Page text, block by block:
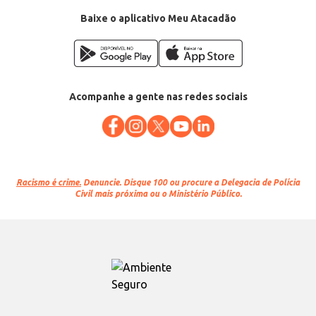
Baixe o aplicativo Meu Atacadão
Acompanhe a gente nas redes sociais
Racismo é crime. Denuncie. Disque 100 ou procure a Delegacia de Polícia
Civil mais próxima ou o Ministério Público.